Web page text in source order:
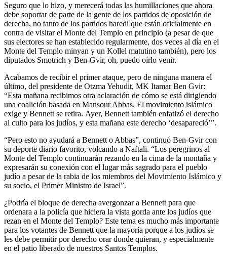
Seguro que lo hizo, y merecerá todas las humillaciones que ahora
debe soportar de parte de la gente de los partidos de oposición de
derecha, no tanto de los partidos haredi que están oficialmente en
contra de visitar el Monte del Templo en principio (a pesar de que
sus electores se han establecido regularmente, dos veces al día en el
Monte del Templo minyan y un Kollel matutino también), pero los
diputados Smotrich y Ben-Gvir, oh, puedo oírlo venir.
Acabamos de recibir el primer ataque, pero de ninguna manera el
último, del presidente de Otzma Yehudit, MK Itamar Ben Gvir:
“Esta mañana recibimos otra aclaración de cómo se está dirigiendo
una coalición basada en Mansour Abbas. El movimiento islámico
exige y Bennett se retira. Ayer, Bennett también enfatizó el derecho
al culto para los judíos, y esta mañana este derecho ‘desapareció’”.
“Pero esto no ayudará a Bennett o Abbas”, continuó Ben-Gvir con
su deporte diario favorito, volcando a Naftali. “Los peregrinos al
Monte del Templo continuarán rezando en la cima de la montaña y
expresarán su conexión con el lugar más sagrado para el pueblo
judío a pesar de la rabia de los miembros del Movimiento Islámico y
su socio, el Primer Ministro de Israel”.
¿Podría el bloque de derecha avergonzar a Bennett para que
ordenara a la policía que hiciera la vista gorda ante los judíos que
rezan en el Monte del Templo? Este tema es mucho más importante
para los votantes de Bennett que la mayoría porque a los judíos se
les debe permitir por derecho orar donde quieran, y especialmente
en el patio liberado de nuestros Santos Templos.